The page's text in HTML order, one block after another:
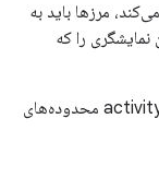
مرزها باید به
نمایشگری را که
اگر برنامه کاملاً قابل تغییر اندازه باشد، activity context محدوده‌های